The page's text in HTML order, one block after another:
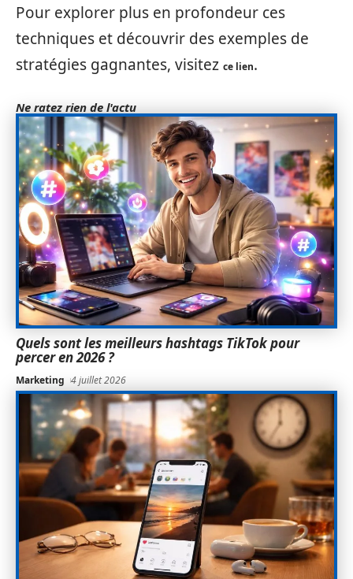
Pour explorer plus en profondeur ces
techniques et découvrir des exemples de
stratégies gagnantes, visitez ce lien.
Ne ratez rien de l'actu
Quels sont les meilleurs hashtags TikTok pour
percer en 2026 ?
Marketing 4 juillet 2026